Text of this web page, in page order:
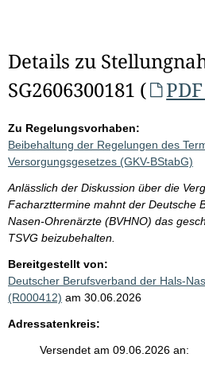
Details zu
SG2606300181 (
Zu Regelungsvorhaben:
Beibehaltung der Regelungen des
Versorgungsgesetzes (GKV-BStabG)
Anlässlich der Diskussion über die
Facharzttermine mahnt der Deutsche
Nasen-Ohrenärzte (BVHNO) das
TSVG beizubehalten.
Bereitgestellt von:
Deutscher Berufsverband der Hals-
(R000412) am 30.06.2026
Adressatenkreis:
Versendet am 09.06.2026 an: